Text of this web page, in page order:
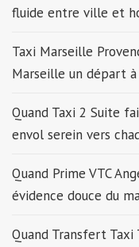
fluide entre ville et
Taxi Marseille
Marseille un départ
Quand Taxi 2 Suite
envol serein vers
Quand Prime VTC
évidence douce du
Quand Transfert